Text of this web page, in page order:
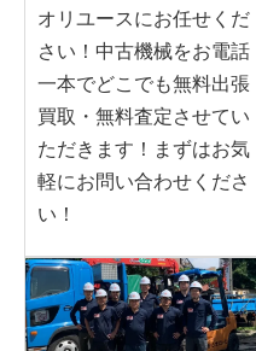
オリユースにお任せくだ
さい！中古機械をお電話
一本でどこでも無料出張
買取・無料査定させてい
ただきます！まずはお気
軽にお問い合わせくださ
い！